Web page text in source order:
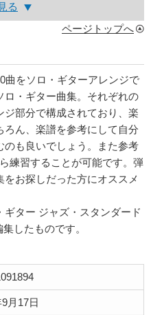
る
ページトップへ
曲をソロ・ギターアレンジで
・ギター曲集。それぞれの
部分で構成されており、楽
ん、楽譜を参考にして自分
のも良いでしょう。また参考
練習することが可能です。弾
お探しだった方にオススメ
ター ジャズ・スタンダード
したものです。
月17日